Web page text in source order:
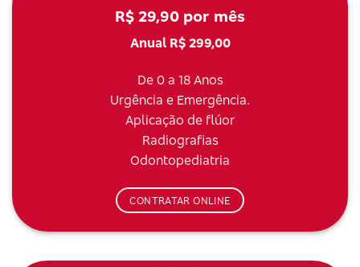
R$ 29,90 por mês
Anual R$ 299,00
De 0 a 18 Anos
Urgência e Emergência.
Aplicação de flúor
Radiografias
Odontopediatria
CONTRATAR ONLINE